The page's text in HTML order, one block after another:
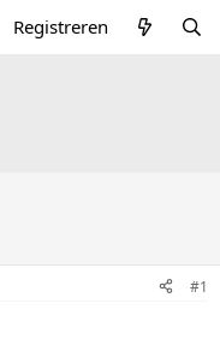
Registreren
#1